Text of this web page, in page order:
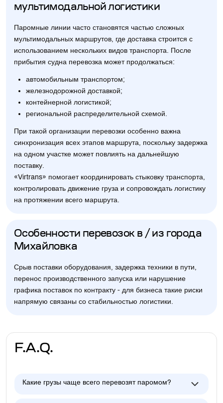
мультимодальной логистики
Паромные линии часто становятся частью сложных
мультимодальных маршрутов, где доставка строится с
использованием нескольких видов транспорта. После
прибытия судна перевозка может продолжаться:
автомобильным транспортом;
железнодорожной доставкой;
контейнерной логистикой;
региональной распределительной схемой.
При такой организации перевозки особенно важна
синхронизация всех этапов маршрута, поскольку задержка
на одном участке может повлиять на дальнейшую
поставку.
«Virtrans» помогает координировать стыковку транспорта,
контролировать движение груза и сопровождать логистику
на протяжении всего маршрута.
Особенности перевозок в / из города
Михайловка
Срыв поставки оборудования, задержка техники в пути,
перенос производственного запуска или нарушение
графика поставок по контракту - для бизнеса такие риски
напрямую связаны со стабильностью логистики.
F.A.Q.
Какие грузы чаще всего перевозят паромом?